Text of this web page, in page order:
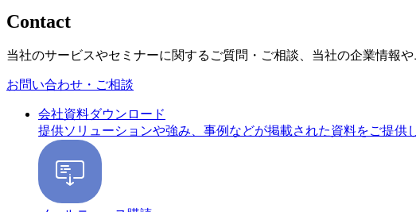
Contact
当社のサービスやセミナーに関するご質問・ご相談、当社の企業情報
お問い合わせ・ご相談
会社資料ダウンロード
提供ソリューションや強み、事例などが掲載された資料をご提供